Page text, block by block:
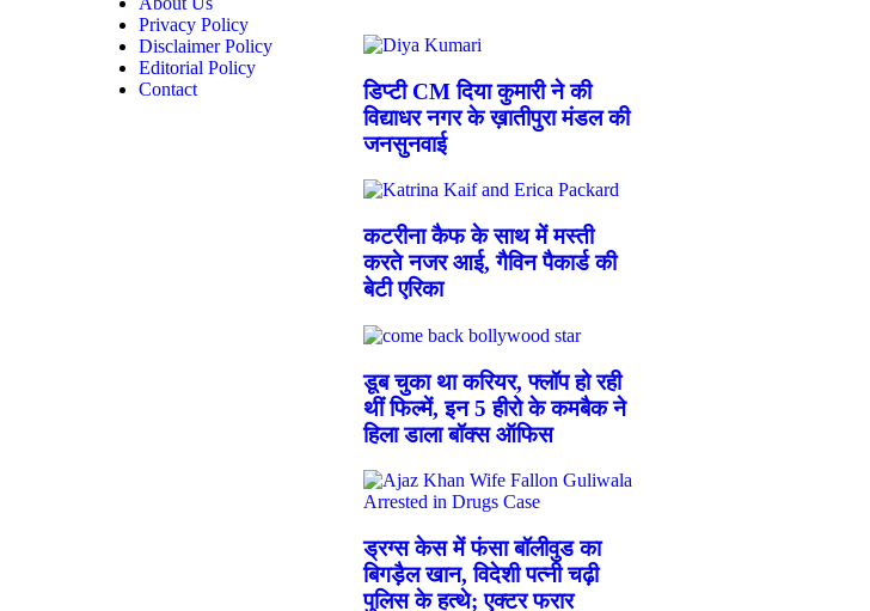
Privacy Policy
Disclaimer Policy
Editorial Policy
Contact
डिप्टी CM दिया कुमारी ने की
विद्याधर नगर के ख़ातीपुरा मंडल की
जनसुनवाई
कटरीना कैफ के साथ में मस्ती
करते नजर आई, गैविन पैकार्ड की
बेटी एरिका
डूब चुका था करियर, फ्लॉप हो रही
थीं फिल्में, इन 5 हीरो के कमबैक ने
हिला डाला बॉक्स ऑफिस
ड्रग्स केस में फंसा बॉलीवुड का
बिगड़ैल खान, विदेशी पत्नी चढ़ी
पुलिस के हत्थे; एक्टर फरार